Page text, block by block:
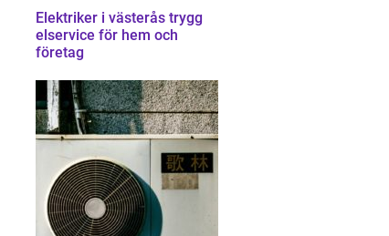
Elektriker i västerås trygg
elservice för hem och
företag